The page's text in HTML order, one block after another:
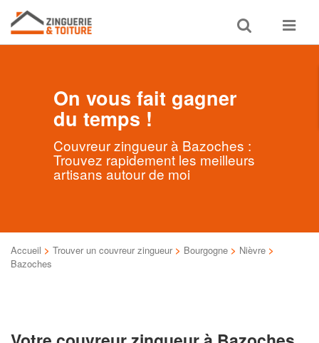
Toggle
search
Toggle
On vous fait gagner
du temps !
Couvreur zingueur à Bazoches :
Trouvez rapidement les meilleurs
artisans autour de moi
Accueil > Trouver un couvreur zingueur > Bourgogne > Nièvre >
Bazoches